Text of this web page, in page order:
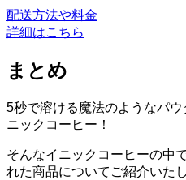
配送方法や料金
詳細はこちら
まとめ
5秒で溶ける魔法のようなパ
ニックコーヒー！
そんなイニックコーヒーの中
れた商品についてご紹介いた